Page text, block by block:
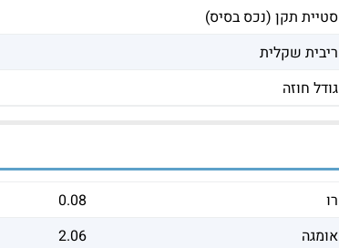
סטיית תקן (נכס בסיס)
ריבית שקלית
גודל חוזה
רו
0.08
אומגה
2.06